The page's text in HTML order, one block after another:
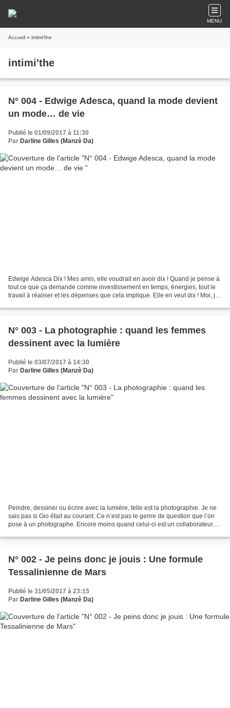
MENU
Accueil » intimi'the
intimi'the
N° 004 - Edwige Adesca, quand la mode devient
un mode… de vie
Publié le 01/09/2017 à 11:30
Par Darline Gilles (Manzè Da)
Edwige Adesca Dix ! Mes amis, elle voudrait en avoir dix ! Quand je pense à
tout ce que ça demande comme investissement en temps, énergies, tout le
travail à réaliser et les dépenses que cela implique. Elle en veut dix ! Moi, je
N° 003 - La photographie : quand les femmes
dessinent avec la lumière
Publié le 03/07/2017 à 14:30
Par Darline Gilles (Manzè Da)
Peindre, dessiner ou écrire avec la lumière, telle est la photographie. Je ne
sais pas si Gio était au courant. Ce n’est pas le genre de question que l’on
pose à un photographe. Encore moins quand celui-ci est un collaborateur.
N° 002 - Je peins donc je jouis : Une formule
Tessalinienne de Mars
Publié le 31/05/2017 à 23:15
Par Darline Gilles (Manzè Da)